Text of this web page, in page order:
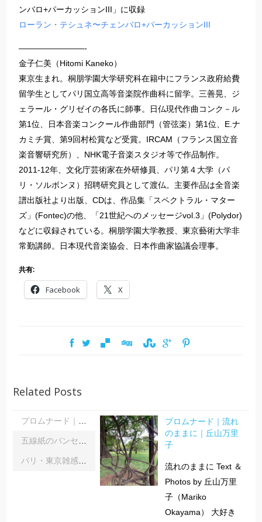
ンバロ+パーカッションIII」に収録
ローラン・テシュネ〜チェンバロ+パーカッションIII
————————-
金子仁美（Hitomi Kaneko）
東京生まれ。桐朋学園大学研究科在籍中にフランス政府給費
留学生としてパリ国立高等音楽院作曲科に留学。三善晃、ジ
ェラール・グリゼイの各氏に師事。日仏現代作曲コンク－ル
第1位、日本音楽コンクール作曲部門（管弦楽）第1位、E.ナ
カミチ賞、第9回村松賞など受賞。IRCAM（フランス国立音
楽音響研究所）、NHK電子音楽スタジオ等で作品制作。
2011-12年、文化庁芸術家在外研修員、パリ第４大学（パ
リ・ソルボンヌ）招聘研究員として渡仏。主要作品は全音楽
譜出版社より出版、CDは、作品集「スペクトラル・マター
ズ」(Fontec)の他、「21世紀へのメッセージvol.3」(Polydor)
などに収録されている。桐朋学園大学教授、東京藝術大学非
常勤講師。日本現代音楽協会、日本作曲家協議会理事。
共有:
Facebook X
Related Posts
五線紙のパンセ｜《レインボーサーペント》《夜の霧》｜浦部雪
パリ・東京雑感｜忘れられた「音楽の力」に脳科学の助け船 ｜松浦茂長
プロムナード｜流れ
のままに｜丘山万里
子
流れのままに Text ＆
Photos by 丘山万里
子（Mariko
Okayama） 大好き